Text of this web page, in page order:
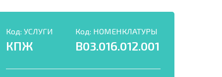
Код: УСЛУГИ
КПЖ
Код: НОМЕНКЛАТУРЫ
B03.016.012.001